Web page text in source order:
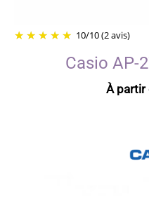
10/10(2 avis)
Casio AP-
À partir